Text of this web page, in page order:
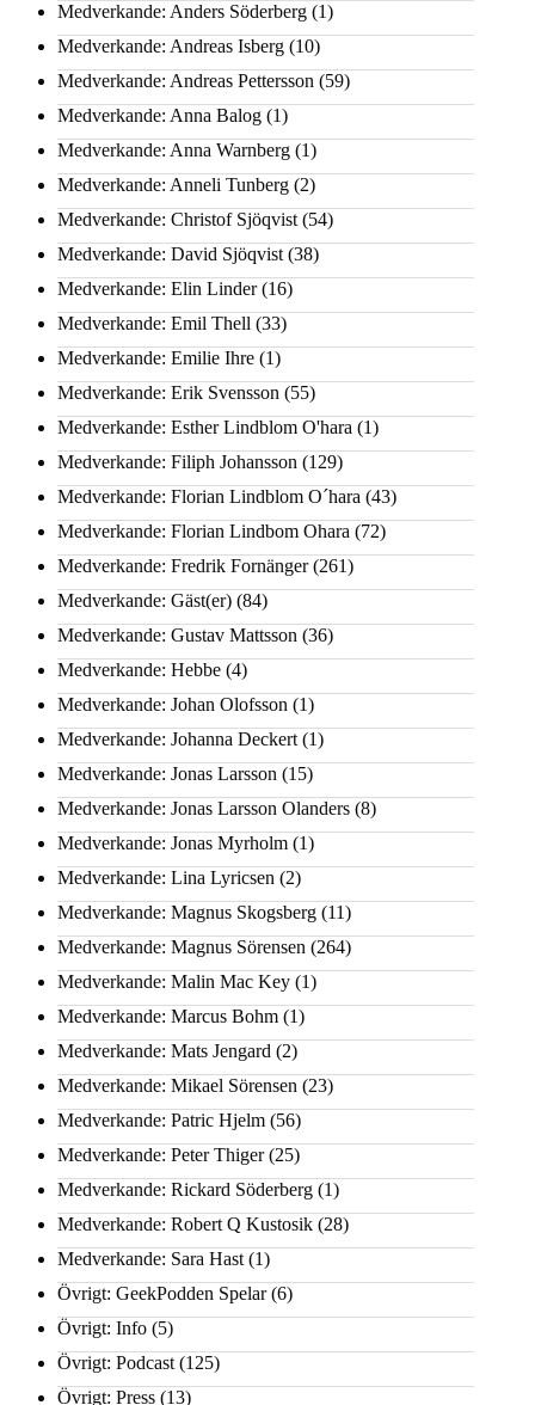
Medverkande: Anders Söderberg (1)
Medverkande: Andreas Isberg (10)
Medverkande: Andreas Pettersson (59)
Medverkande: Anna Balog (1)
Medverkande: Anna Warnberg (1)
Medverkande: Anneli Tunberg (2)
Medverkande: Christof Sjöqvist (54)
Medverkande: David Sjöqvist (38)
Medverkande: Elin Linder(16)
Medverkande: Emil Thell (33)
Medverkande: Emilie Ihre (1)
Medverkande: Erik Svensson (55)
Medverkande: Esther Lindblom O'hara (1)
Medverkande: Filiph Johansson (129)
Medverkande: Florian Lindblom O´hara (43)
Medverkande: Florian Lindbom Ohara (72)
Medverkande: Fredrik Fornänger(261)
Medverkande: Gäst(er) (84)
Medverkande: Gustav Mattsson (36)
Medverkande: Hebbe (4)
Medverkande: Johan Olofsson (1)
Medverkande: Johanna Deckert (1)
Medverkande: Jonas Larsson (15)
Medverkande: Jonas Larsson Olanders (8)
Medverkande: Jonas Myrholm (1)
Medverkande: Lina Lyricsen (2)
Medverkande: Magnus Skogsberg (11)
Medverkande: Magnus Sörensen (264)
Medverkande: Malin Mac Key (1)
Medverkande: Marcus Bohm (1)
Medverkande: Mats Jengard (2)
Medverkande: Mikael Sörensen (23)
Medverkande: Patric Hjelm (56)
Medverkande: Peter Thiger(25)
Medverkande: Rickard Söderberg (1)
Medverkande: Robert Q Kustosik (28)
Medverkande: Sara Hast (1)
Övrigt: GeekPodden Spelar(6)
Övrigt: Info (5)
Övrigt: Podcast (125)
Övrigt: Press (13)